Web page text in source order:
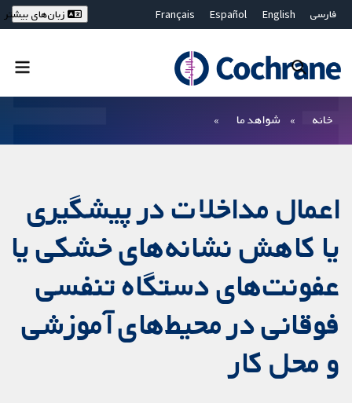
فارسی English
Español
Français
Bahasa Malaysia
ไทย
繁體中文
زبان‌های بیشتر
خانه شواهد ما
اعمال مداخلات در پیشگیری
یا کاهش نشانه‌های خشکی یا
عفونت‌های دستگاه تنفسی
فوقانی در محیط‌های آموزشی
و محل کار